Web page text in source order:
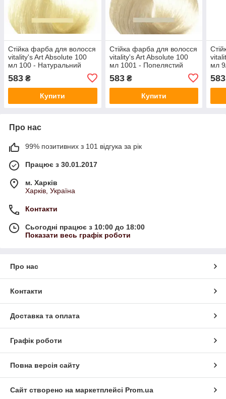
Стійка фарба для волосся
vitality's Art Absolute 100
мл 100 - Натуральний
583 ₴
Купити
Стійка фарба для волосся
vitality's Art Absolute 100
мл 1001 - Попелястий
583₴
Купити
мл
583
Про нас
99% позитивних з 101 відгука за рік
Працює з 30.01.2017
м. Харків
Харків, Україна
Контакти
Сьогодні працює з 10:00 до 18:00
Показати весь графік роботи
Про нас
Контакти
Доставка та оплата
Графік роботи
Повна версія сайту
Сайт створено на маркетплейсі Prom.ua